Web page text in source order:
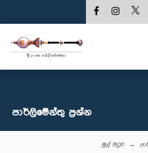
පාර්ලි‌මේන්තු‌ ප්‍රශ්න
මුල් පිටුව